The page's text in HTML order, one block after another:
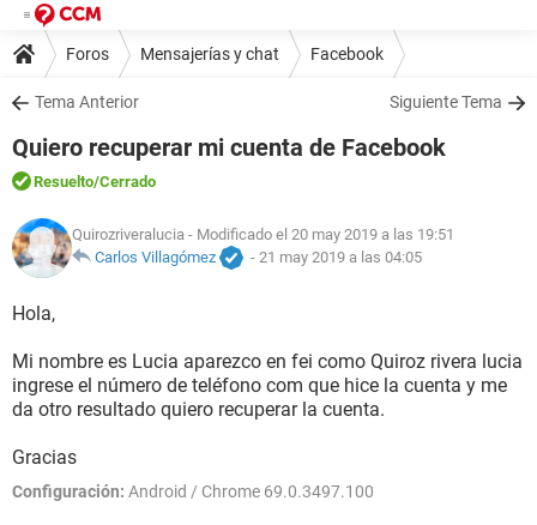
Foros Mensajerías y chat Facebook
Tema Anterior Siguiente Tema
Quiero recuperar mi cuenta de Facebook
Resuelto/Cerrado
Quirozriveralucia - Modificado el 20 may 2019 a las 19:51
Carlos Villagómez
- 21 may 2019 a las 04:05
Hola,
Mi nombre es Lucia aparezco en fei como Quiroz rivera lucia
ingrese el número de teléfono com que hice la cuenta y me
da otro resultado quiero recuperar la cuenta.
Gracias
Configuración: Android / Chrome 69.0.3497.100